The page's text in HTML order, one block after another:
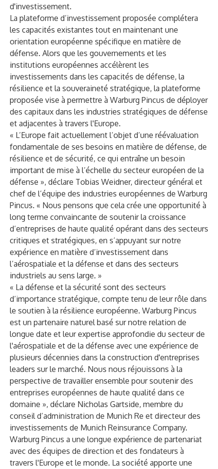
d'investissement.
La plateforme d’investissement proposée complétera
les capacités existantes tout en maintenant une
orientation européenne spécifique en matière de
défense. Alors que les gouvernements et les
institutions européennes accélèrent les
investissements dans les capacités de défense, la
résilience et la souveraineté stratégique, la plateforme
proposée vise à permettre à Warburg Pincus de déployer
des capitaux dans les industries stratégiques de défense
et adjacentes à travers l'Europe.
« L’Europe fait actuellement l’objet d’une réévaluation
fondamentale de ses besoins en matière de défense, de
résilience et de sécurité, ce qui entraîne un besoin
important de mise à l’échelle du secteur européen de la
défense », déclare Tobias Weidner, directeur général et
chef de l’équipe des industries européennes de Warburg
Pincus. « Nous pensons que cela crée une opportunité à
long terme convaincante de soutenir la croissance
d’entreprises de haute qualité opérant dans des secteurs
critiques et stratégiques, en s’appuyant sur notre
expérience en matière d’investissement dans
l’aérospatiale et la défense et dans des secteurs
industriels au sens large. »
« La défense et la sécurité sont des secteurs
d’importance stratégique, compte tenu de leur rôle dans
le soutien à la résilience européenne. Warburg Pincus
est un partenaire naturel basé sur notre relation de
longue date et leur expertise approfondie du secteur de
l'aérospatiale et de la défense avec une expérience de
plusieurs décennies dans la construction d'entreprises
leaders sur le marché. Nous nous réjouissons à la
perspective de travailler ensemble pour soutenir des
entreprises européennes de haute qualité dans ce
domaine », déclare Nicholas Gartside, membre du
conseil d’administration de Munich Re et directeur des
investissements de Munich Reinsurance Company.
Warburg Pincus a une longue expérience de partenariat
avec des équipes de direction et des fondateurs à
travers l'Europe et le monde. La société apporte une